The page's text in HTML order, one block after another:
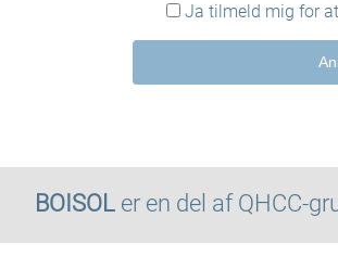
Ja tilmeld mig for
BOISOLer en del af QHCC-